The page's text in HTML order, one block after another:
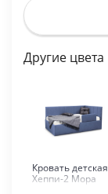
Другие цвета
Кровать детская
Хеппи-2 Мора